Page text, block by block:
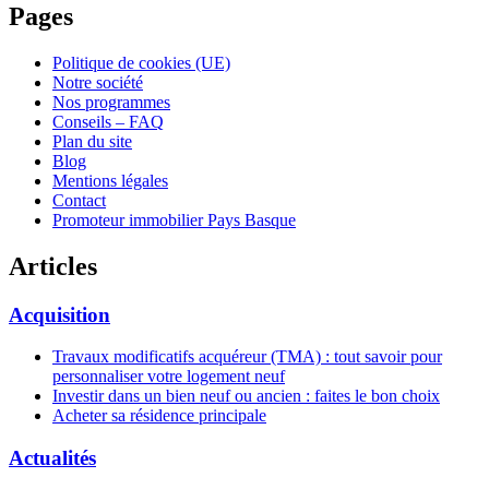
Pages
Politique de cookies (UE)
Notre société
Nos programmes
Conseils – FAQ
Plan du site
Blog
Mentions légales
Contact
Promoteur immobilier Pays Basque
Articles
Acquisition
Travaux modificatifs acquéreur (TMA) : tout savoir pour
personnaliser votre logement neuf
Investir dans un bien neuf ou ancien : faites le bon choix
Acheter sa résidence principale
Actualités